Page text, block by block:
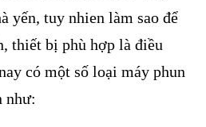
yến, tuy nhien làm sao để
thiết bị phù hợp là điều
có một số loại máy phun
như: